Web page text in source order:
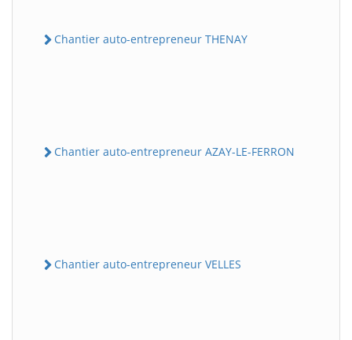
Chantier auto-entrepreneur THENAY
Chantier auto-entrepreneur AZAY-LE-FERRON
Chantier auto-entrepreneur VELLES